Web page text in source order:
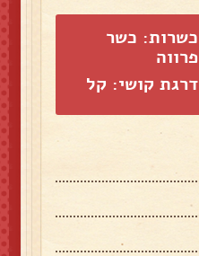
כשרות: כשר
פרווה
דרגת קושי: קל